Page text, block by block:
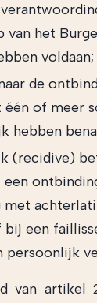
van het
de
of meer
hebben
(recidive)
bij een
persoonlijk
van artikel